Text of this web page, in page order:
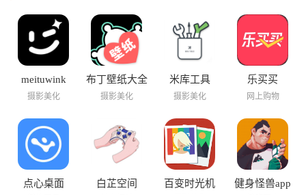
meituwink
摄影美化
布丁壁纸大全
摄影美化
米库工具
摄影美化
乐买买
网上购物
点心桌面 白芷空间 百变时光机 健身怪兽app